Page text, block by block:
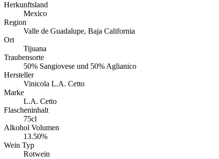
Herkunftsland
Mexico
Region
Valle de Guadalupe, Baja California
Ort
Tijuana
Traubensorte
50% Sangiovese und 50% Aglianico
Hersteller
Vinicola L.A. Cetto
Marke
L.A. Cetto
Flascheninhalt
75cl
Alkohol Volumen
13.50%
Wein Typ
Rotwein